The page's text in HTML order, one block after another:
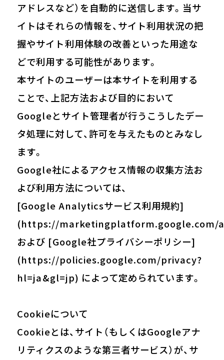
アドレスなど）を自動的に送信します。当サ
イトはそれらの情報を、サイト利用状況の把
握やサイト利用体験の改善といった用途な
どで利用する可能性があります。
本サイトのユーザーは本サイトを利用する
ことで、上記方法および目的において
Googleとサイト管理者が行うこうしたデー
タ処理に対して、許可を与えたものとみなし
ます。
Google社によるアクセス情報の収集方法お
よび利用方法については、
[Google Analyticsサービス利用規約]
(https://
および [Google社プライバシーポリシー]
(https://policies.google.com/privacy?
hl=ja&gl=jp) によって定められています。
Cookieについて
Cookieとは、サイト（もしくはGoogleアナ
リティクスのような第三者サービス）が、サ